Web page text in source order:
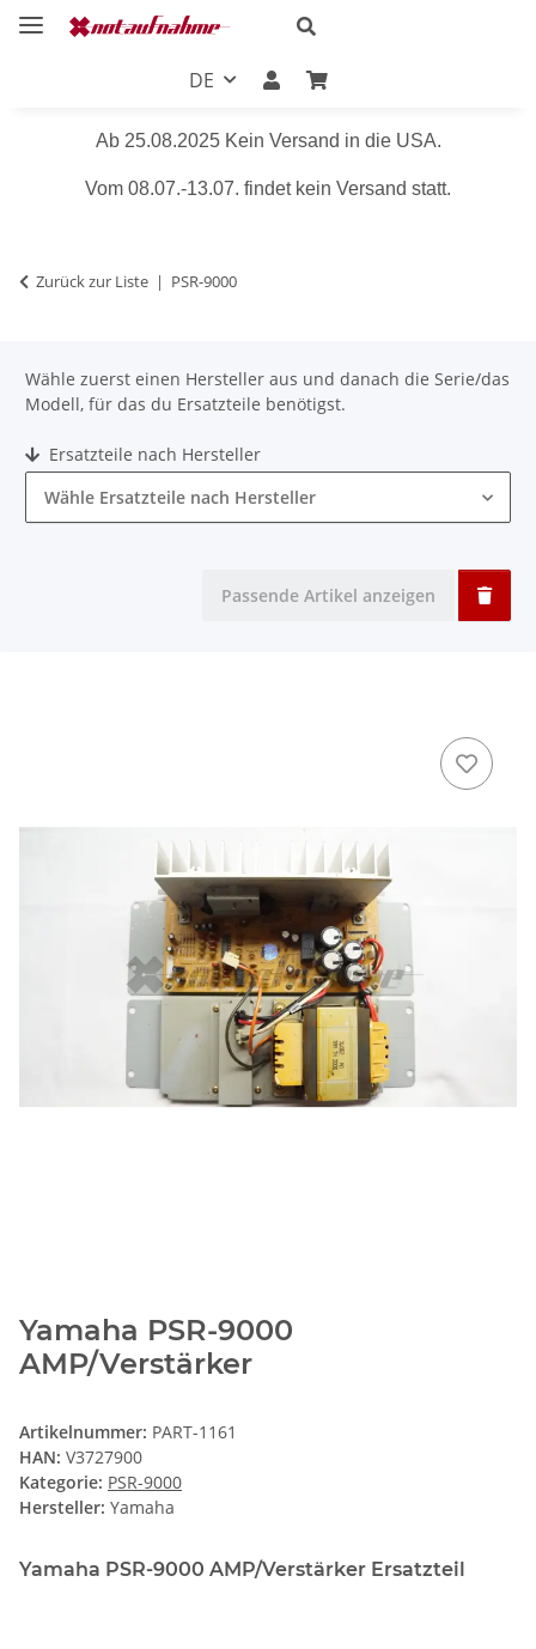
DE
Ab 25.08.2025 Kein Versand in die USA.
Vom 08.07.-13.07. findet kein Versand statt.
Zurück zur Liste PSR-9000
Wähle zuerst einen Hersteller aus und danach die Serie/das
Modell, für das du Ersatzteile benötigst.
Ersatzteile nach Hersteller
Wähle Ersatzteile nach Hersteller
Passende Artikel anzeigen
Yamaha PSR-9000
AMP/Verstärker
Artikelnummer: PART-1161
HAN: V3727900
Kategorie: PSR-9000
Hersteller: Yamaha
Yamaha PSR-9000 AMP/Verstärker Ersatzteil